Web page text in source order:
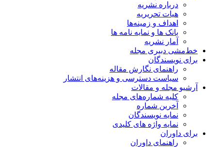
درباره نشریه
هیات تحریریه
اهداف و زمینه‌ها
بانک ها و نمایه نامه ها
آمار نشریه
خط‌مشی دبیری مجله
برای نویسندگان
راهنمای نگارش مقاله
سیاست دسترسی و هزینه‌های انتشار
آرشیو مجله و مقالات
کلیه شماره‌های مجله
آخرین شماره
نمایه نویسندگان
نمایه واژه های کلیدی
برای داوران
راهنمای داوران